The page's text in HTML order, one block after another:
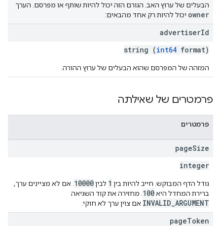
הבעלים של ערוץ האב. הגורם הזה יכול להיות שותף או מפרסם. הערך
owner יכול להיות רק אחד מהבאים:
advertiserId
string (int64 format)
המזהה של המפרסם שהוא הבעלים של ערוץ ההורה.
פרמטרים של שאילתה
פרמטרים
pageSize
integer
גודל הדף המבוקש. חייב להיות בין 1 לבין10000 . אם לא מציינים ערך,
ברירת המחדל היא100 . מחזירה את קוד השגיאה
INVALID_ARGUMENT אם צוין ערך לא חוקי.
pageToken